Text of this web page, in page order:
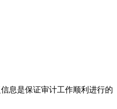
息是保证审计工作顺利进行的